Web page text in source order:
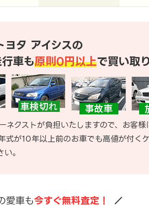
ヨタ アイシスの
車も原則0円以上で買い取
ネクストが負担いたしますので、お客
が10年以上前のお車でも高値が付く
。
愛車も今すぐ無料査定！